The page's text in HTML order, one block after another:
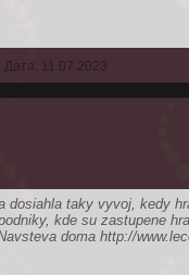
11.07.2023
dosiahla taky vyvoj, kedy
kde su zastupene
doma http://